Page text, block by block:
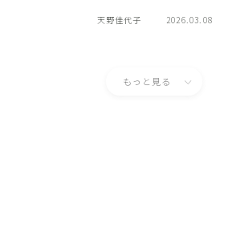
天野佳代子 2026.03.08
もっと見る